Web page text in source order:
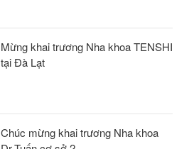
Mừng khai trương Nha khoa TENSHI
tại Đà Lạt
Chúc mừng khai trương Nha khoa